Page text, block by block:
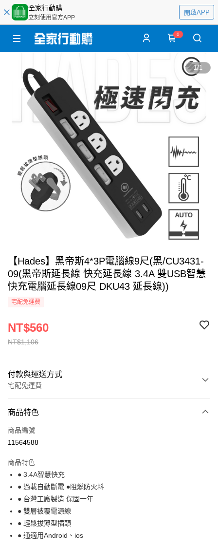
全家行動購
立刻使用官方APP
開啟APP
0
1/1
【Hades】黑帝斯4*3P電腦線9尺(黑/CU3431-
09(黑帝斯延長線 快充延長線 3.4A 雙USB智慧
快充電腦延長線09尺 DKU43 延長線))
宅配免運費
NT$1,106
NT$560
付款與運送方式
宅配免運費
全家線上支付
運送方式
本島宅配-活動商品
免運費
離島宅配-常溫商品
免運費
商品特色
商品編號
11564588
商品特色
● 3.4A智慧快充
● 過載自動斷電 ●阻燃防火料
● 台灣工廠製造 保固一年
● 雙層被覆電源線
● 輕鬆拔薄型插頭
● 通適用Android、ios